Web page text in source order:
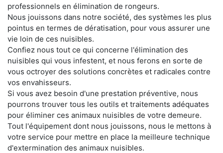
professionnels en élimination de rongeurs.
Nous jouissons dans notre société, des systèmes les plus
pointus en termes de dératisation, pour vous assurer une
vie loin de ces nuisibles.
Confiez nous tout ce qui concerne l'élimination des
nuisibles qui vous infestent, et nous ferons en sorte de
vous octroyer des solutions concrètes et radicales contre
vos envahisseurs.
Si vous avez besoin d'une prestation préventive, nous
pourrons trouver tous les outils et traitements adéquates
pour éliminer ces animaux nuisibles de votre demeure.
Tout l'équipement dont nous jouissons, nous le mettons à
votre service pour mettre en place la meilleure technique
d'extermination des animaux nuisibles.